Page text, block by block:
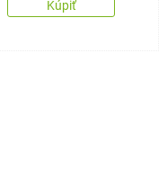
Kúpiť